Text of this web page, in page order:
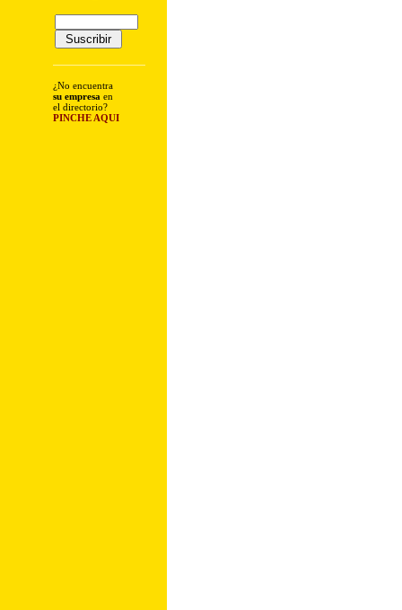
¿No encuentra
su empresa en
el directorio?
PINCHE AQUI